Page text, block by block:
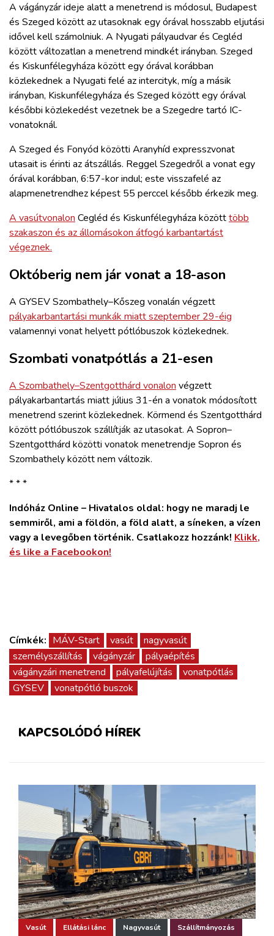
A vágányzár ideje alatt a menetrend is módosul, Budapest
és Szeged között az utasoknak egy órával hosszabb eljutási
idővel kell számolniuk. A Nyugati pályaudvar és Cegléd
között változatlan a menetrend mindkét irányban. Szeged
és Kiskunfélegyháza között egy órával korábban
közlekednek a Nyugati felé az intercityk, míg a másik
irányban, Kiskunfélegyháza és Szeged között egy órával
későbbi közlekedést vezetnek be a Szegedre tartó IC-
vonatoknál.
A Szeged és Fonyód közötti Aranyhíd expresszvonat
utasait is érinti az átszállás. Reggel Szegedről a vonat egy
órával korábban, 6:57-kor indul; este visszafelé az
alapmenetrendhez képest 55 perccel később érkezik meg.
A vasútvonalonCegléd és Kiskunfélegyháza közötttöbb
szakaszon és az állomásokon átfogó karbantartást
végeznek.
Októberig nem jár vonat a 18-ason
A GYSEV Szombathely–Kőszeg vonalán végzett
pályakarbantartási munkák miatt szeptember 29-éig
valamennyi vonat helyett pótlóbuszok közlekednek.
Szombati vonatpótlás a 21-esen
A Szombathely–Szentgotthárd vonalonvégzett
pályakarbantartás miatt július 31-én a vonatok módosított
menetrend szerint közlekednek. Körmend és Szentgotthárd
között pótlóbuszok szállítják az utasokat. A Sopron–
Szentgotthárd közötti vonatok menetrendje Sopron és
Szombathely között nem változik.
* * *
Indóház Online – Hivatalos oldal: hogy ne maradj le
semmiről, ami a földön, a föld alatt, a síneken, a vízen
vagy a levegőben történik. Csatlakozz hozzánk! Klikk,
és like a Facebookon!
Címkék: MÁV-Start vasút
nagyvasút
személyszállítás
vágányzár
pályaépítés
vágányzári menetrend
pályafelújítás
vonatpótlás
GYSEV
vonatpótló buszok
KAPCSOLÓDÓ HÍREK
Vasút Ellátási lánc Nagyvasút Szállítmányozás